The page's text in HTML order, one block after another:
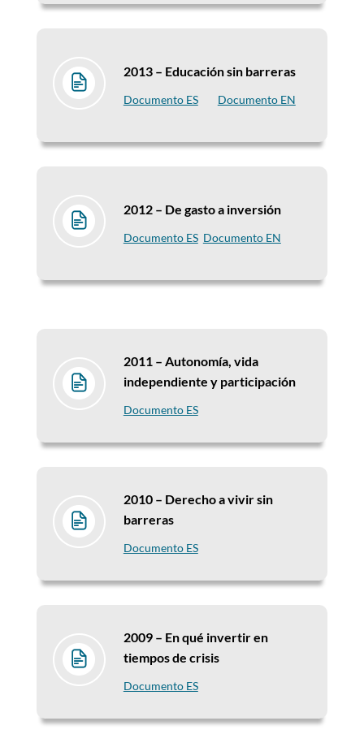
2013 – Educación sin barreras
Documento ES Documento EN
2012 – De gasto a inversión
Documento ES Documento EN
2011 – Autonomía, vida
independiente y participación
Documento ES
2010 – Derecho a vivir sin
barreras
Documento ES
2009 – En qué invertir en
tiempos de crisis
Documento ES